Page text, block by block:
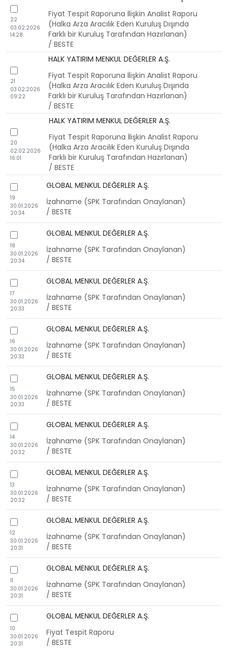
checkbox
22
03.02.2026
14:28
Fiyat Tespit Raporuna İlişkin Analist Raporu
(Halka Arza Aracılık Eden Kuruluş Dışında
Farklı bir Kuruluş Tarafından Hazırlanan)
/ BESTE
checkbox
21
03.02.2026
09:22
HALK YATIRIM MENKUL DEĞERLER A.Ş.
Fiyat Tespit Raporuna İlişkin Analist Raporu
(Halka Arza Aracılık Eden Kuruluş Dışında
Farklı bir Kuruluş Tarafından Hazırlanan)
/ BESTE
checkbox
20
02.02.2026
16:01
HALK YATIRIM MENKUL DEĞERLER A.Ş.
Fiyat Tespit Raporuna İlişkin Analist Raporu
(Halka Arza Aracılık Eden Kuruluş Dışında
Farklı bir Kuruluş Tarafından Hazırlanan)
/ BESTE
checkbox
19
30.01.2026
20:34
GLOBAL MENKUL DEĞERLER A.Ş.
İzahname (SPK Tarafından Onaylanan)
/ BESTE
checkbox
18
30.01.2026
20:34
GLOBAL MENKUL DEĞERLER A.Ş.
İzahname (SPK Tarafından Onaylanan)
/ BESTE
checkbox
17
30.01.2026
20:33
GLOBAL MENKUL DEĞERLER A.Ş.
İzahname (SPK Tarafından Onaylanan)
/ BESTE
checkbox
16
30.01.2026
20:33
GLOBAL MENKUL DEĞERLER A.Ş.
İzahname (SPK Tarafından Onaylanan)
/ BESTE
checkbox
15
30.01.2026
20:33
GLOBAL MENKUL DEĞERLER A.Ş.
İzahname (SPK Tarafından Onaylanan)
/ BESTE
checkbox
14
30.01.2026
20:32
GLOBAL MENKUL DEĞERLER A.Ş.
İzahname (SPK Tarafından Onaylanan)
/ BESTE
checkbox
13
30.01.2026
20:32
GLOBAL MENKUL DEĞERLER A.Ş.
İzahname (SPK Tarafından Onaylanan)
/ BESTE
checkbox
12
30.01.2026
20:31
GLOBAL MENKUL DEĞERLER A.Ş.
İzahname (SPK Tarafından Onaylanan)
/ BESTE
checkbox
11
30.01.2026
20:31
GLOBAL MENKUL DEĞERLER A.Ş.
İzahname (SPK Tarafından Onaylanan)
/ BESTE
checkbox
10
30.01.2026
20:31
GLOBAL MENKUL DEĞERLER A.Ş.
Fiyat Tespit Raporu
/ BESTE